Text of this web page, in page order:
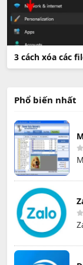
3 cách xóa các
Phổ biến nhất